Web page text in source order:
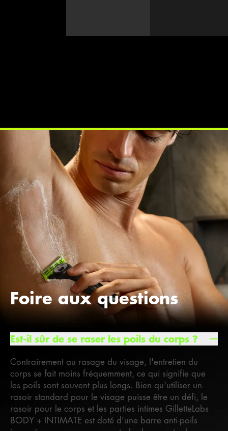
Foire aux questions
Est-il sûr de se raser les poils du corps ? H
Contrairement au rasage du visage, l'entretien du
corps se fait moins fréquemment, ce qui signifie que
les poils sont souvent plus longs. Bien qu'utiliser un
rasoir standard pour le visage puisse être un défi, le
rasoir pour le corps et les parties intimes GilletteLabs
BODY + INTIMATE est doté d'une barre anti-poils